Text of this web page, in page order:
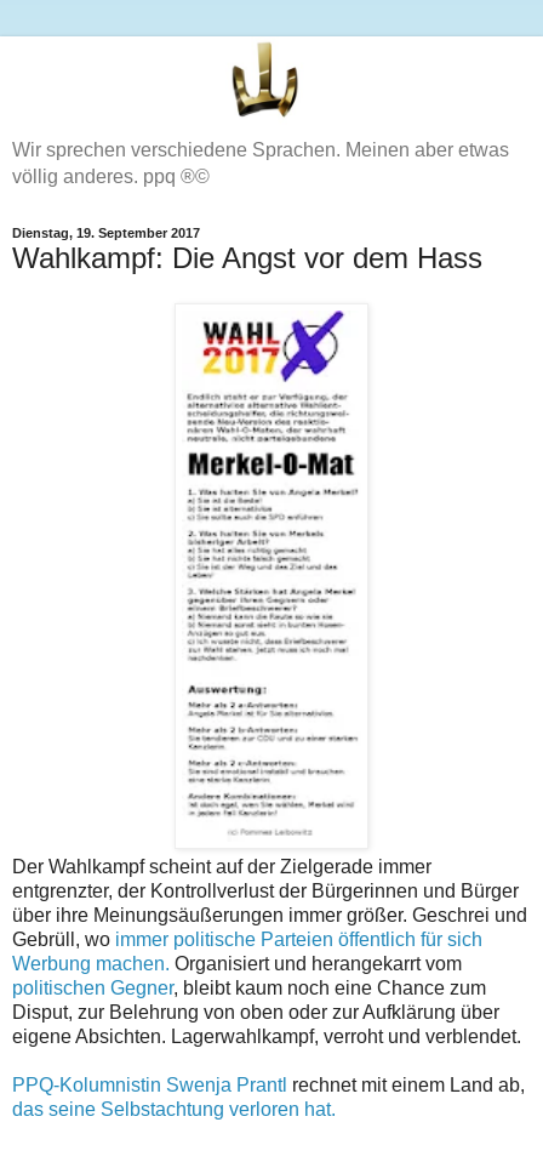
Wir sprechen verschiedene Sprachen. Meinen aber etwas
völlig anderes. ppq ®©
Dienstag, 19. September 2017
Wahlkampf: Die Angst vor dem Hass
Der Wahlkampf scheint auf der Zielgerade immer
entgrenzter, der Kontrollverlust der Bürgerinnen und Bürger
über ihre Meinungsäußerungen immer größer. Geschrei und
Gebrüll, wo immer politische Parteien öffentlich für sich
Werbung machen. Organisiert und herangekarrt vom
politischen Gegner, bleibt kaum noch eine Chance zum
Disput, zur Belehrung von oben oder zur Aufklärung über
eigene Absichten. Lagerwahlkampf, verroht und verblendet.
PPQ-Kolumnistin Swenja Prantl rechnet mit einem Land ab,
das seine Selbstachtung verloren hat.